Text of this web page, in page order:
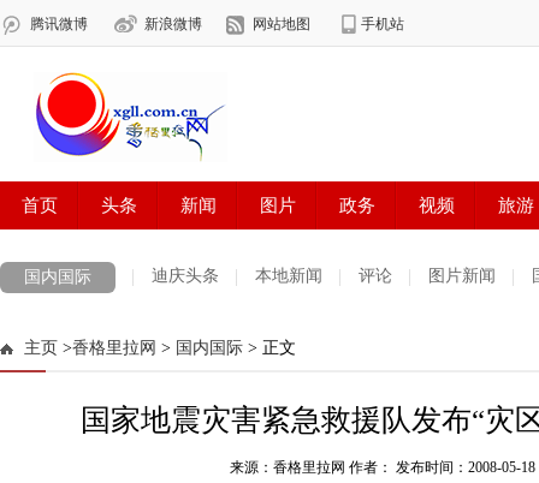
国内国际 迪庆头条 本地新闻 评论 图片新闻
主页 >香格里拉网 > 国内国际 > 正文
国家地震灾害紧急救援队发布“灾
来源：香格里拉网 作者： 发布时间：2008-05-18